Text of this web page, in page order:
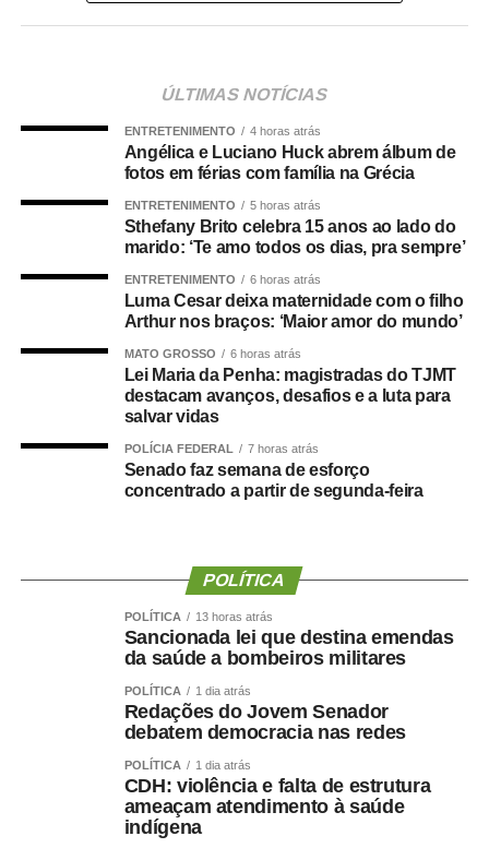
Cuiabá, que é de todos nós mato-grossenses, o
vagas e formação de cadastro de reserva para cargos de
níveis médio e superior, contemplando funções como
confiança depositada no Instituto Selecon e destacou a
forma como o processo foi conduzido.
“Eu, em nome do Selecon, também agradeço ao
deputado porque, de fato, fizemos um concurso histórico,
graças à oportunidade que o Juca nos deu para
presidente da instituição.
Ao final do encontro, Juca reforçou a importância da
valorização do serviço público por meio de concursos
igualdade de oportunidades para todos os candidatos.
COMENTE ABAIXO:
ÚLTIMAS NOTÍCIAS
ENTRETENIMENTO 4 horas atrás
Angélica e Luciano Huck abrem álbum de
fotos em férias com família na Grécia
ENTRETENIMENTO 5 horas atrás
Sthefany Brito celebra 15 anos ao lado do
marido: ‘Te amo todos os dias, pra sempre’
ENTRETENIMENTO 6 horas atrás
Luma Cesar deixa maternidade com o filho
Arthur nos braços: ‘Maior amor do mundo’
MATO GROSSO 6 horas atrás
Lei Maria da Penha: magistradas do TJMT
destacam avanços, desafios e a luta para
salvar vidas
POLÍCIA FEDERAL 7 horas atrás
Senado faz semana de esforço
concentrado a partir de segunda-feira
POLÍTICA
POLÍTICA 13 horas atrás
Sancionada lei que destina emendas
da saúde a bombeiros militares
POLÍTICA 1 dia atrás
Redações do Jovem Senador
debatem democracia nas redes
POLÍTICA 1 dia atrás
CDH: violência e falta de estrutura
ameaçam atendimento à saúde
indígena